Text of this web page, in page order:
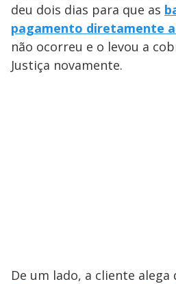
deu dois dias para que as
pagamento diretamente
não ocorreu e o levou a
Justiça novamente.
De um lado, a cliente alega